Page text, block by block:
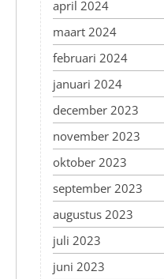
april 2024
maart 2024
februari 2024
januari 2024
december 2023
november 2023
oktober 2023
september 2023
augustus 2023
juli 2023
juni 2023